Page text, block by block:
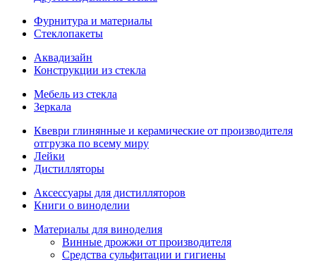
Фурнитура и материалы
Стеклопакеты
Аквадизайн
Конструкции из стекла
Мебель из стекла
Зеркала
Квеври глинянные и керамические от производителя
отгрузка по всему миру
Лейки
Дистилляторы
Аксессуары для дистилляторов
Книги о виноделии
Материалы для виноделия
Винные дрожжи от производителя
Средства сульфитации и гигиены